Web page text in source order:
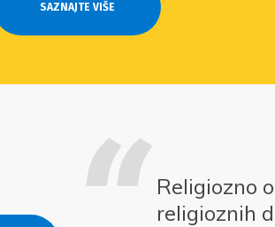
SAZNAJTE VIŠE
Religiozno
religioznih